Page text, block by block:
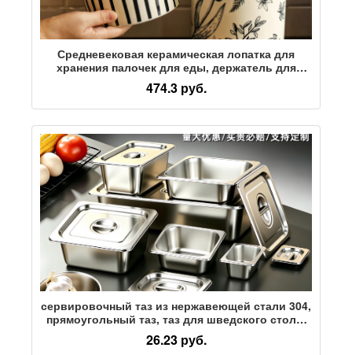
Средневековая керамическая лопатка для
хранения палочек для еды, держатель для
палочек для еды, высококачественная
практичная бытовая многофункциональная
сливная корзина для палочек для еды, корзина
474.3 руб.
сервировочный таз из нержавеющей стали 304,
прямоугольный таз, таз для шведского стола,
квадратный таз, сервировочный ящик, тележка
для фаст-фуда, столовая, миска для овощей
26.23 руб.